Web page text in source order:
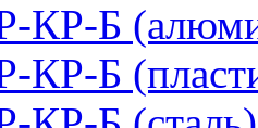
КР-Б
КР-Б